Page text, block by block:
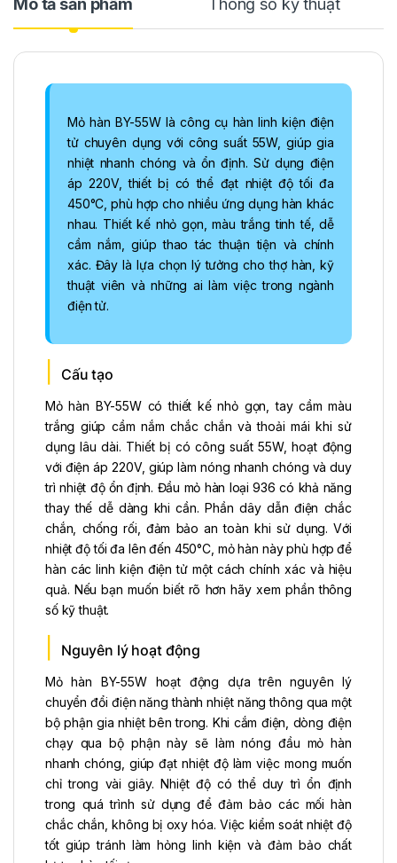
Mô tả sản phẩm Thông số kỹ thuật
Mỏ hàn BY-55W là công cụ hàn linh kiện điện
tử chuyên dụng với công suất 55W, giúp gia
nhiệt nhanh chóng và ổn định. Sử dụng điện
áp 220V, thiết bị có thể đạt nhiệt độ tối đa
450°C, phù hợp cho nhiều ứng dụng hàn khác
nhau. Thiết kế nhỏ gọn, màu trắng tinh tế, dễ
cầm nắm, giúp thao tác thuận tiện và chính
xác. Đây là lựa chọn lý tưởng cho thợ hàn, kỹ
thuật viên và những ai làm việc trong ngành
điện tử.
Cấu tạo
Mỏ hàn BY-55W có thiết kế nhỏ gọn, tay cầm màu
trắng giúp cầm nắm chắc chắn và thoải mái khi sử
dụng lâu dài. Thiết bị có công suất 55W, hoạt động
với điện áp 220V, giúp làm nóng nhanh chóng và duy
trì nhiệt độ ổn định. Đầu mỏ hàn loại 936 có khả năng
thay thế dễ dàng khi cần. Phần dây dẫn điện chắc
chắn, chống rối, đảm bảo an toàn khi sử dụng. Với
nhiệt độ tối đa lên đến 450°C, mỏ hàn này phù hợp để
hàn các linh kiện điện tử một cách chính xác và hiệu
quả. Nếu bạn muốn biết rõ hơn hãy xem phần thông
số kỹ thuật.
Nguyên lý hoạt động
Mỏ hàn BY-55W hoạt động dựa trên nguyên lý
chuyển đổi điện năng thành nhiệt năng thông qua một
bộ phận gia nhiệt bên trong. Khi cắm điện, dòng điện
chạy qua bộ phận này sẽ làm nóng đầu mỏ hàn
nhanh chóng, giúp đạt nhiệt độ làm việc mong muốn
chỉ trong vài giây. Nhiệt độ có thể duy trì ổn định
trong quá trình sử dụng để đảm bảo các mối hàn
chắc chắn, không bị oxy hóa. Việc kiểm soát nhiệt độ
tốt giúp tránh làm hỏng linh kiện và đảm bảo chất